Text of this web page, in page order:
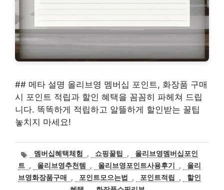
## 메타 설명 올리브영 멤버십 포인트, 화장품 구매
시 포인트 적립과 할인 혜택을 꼼꼼히 파헤쳐 드립
니다. 똑똑하게 적립하고 알뜰하게 할인받는 꿀팁
놓치지 마세요!
태멤버십혜택체험 , 쇼핑꿀팁 ,
올리브영멤버십포인
트 , 올리브영추천템 , 올리브영포인트사용후기 ,
올리
브영화장품구매
, 포인트모으는법 , 포인트적립 ,
할인